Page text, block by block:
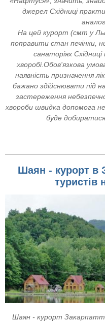
джерел Східниці
На цей курорт (смт у
поправити стан печінки,
санаторіях
хворобі.Обов'язкова
наявність призначення
бажано здійснювати під
застереження
хвороби швидка допомога
буде добиратися
Шаян - курорт в
туристів
Шаян - курорт Закарпаття